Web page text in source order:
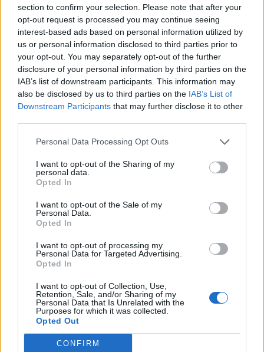
section to confirm your selection. Please note that after your
opt-out request is processed you may continue seeing
interest-based ads based on personal information utilized by
us or personal information disclosed to third parties prior to
your opt-out. You may separately opt-out of the further
disclosure of your personal information by third parties on the
IAB’s list of downstream participants. This information may
also be disclosed by us to third parties on the IAB’s List of
Downstream Participants that may further disclose it to other
Personal Data Processing Opt Outs
I want to opt-out of the Sharing of my
personal data.
Opted In
I want to opt-out of the Sale of my
Personal Data.
Opted In
I want to opt-out of processing my
Personal Data for Targeted Advertising.
Opted In
I want to opt-out of Collection, Use,
Retention, Sale, and/or Sharing of my
Personal Data that Is Unrelated with the
Purposes for which it was collected.
Opted Out
CONFIRM
Le foto dell’incontro in Famiglia
Legnanese “La bellezza salverà il
mondo?”